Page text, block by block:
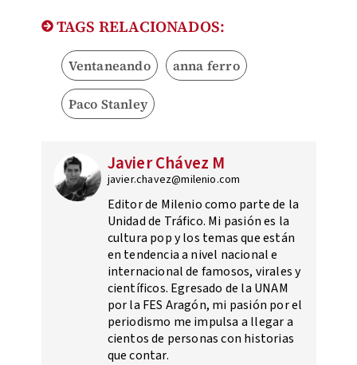
TAGS RELACIONADOS:
Ventaneando anna ferro
Paco Stanley
Javier Chávez M
javier.chavez@milenio.com
Editor de Milenio como parte de la
Unidad de Tráfico. Mi pasión es la
cultura pop y los temas que están
en tendencia a nivel nacional e
internacional de famosos, virales y
científicos. Egresado de la UNAM
por la FES Aragón, mi pasión por el
periodismo me impulsa a llegar a
cientos de personas con historias
que contar.